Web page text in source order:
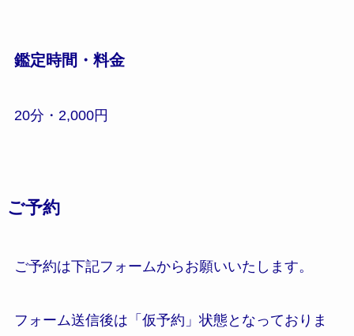
鑑定時間・料金
20分・2,000円
ご予約
ご予約は下記フォームからお願いいたします。
フォーム送信後は「仮予約」状態となっておりま